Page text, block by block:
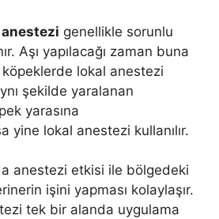
genellikle sorunlu
Aşı yapılacağı zaman buna
lokal anestezi
şekilde yaralanan
yarasına
yine lokal anestezi kullanılır.
anestezi etkisi ile bölgedeki
işini yapması kolaylaşır.
tek bir alanda uygulama